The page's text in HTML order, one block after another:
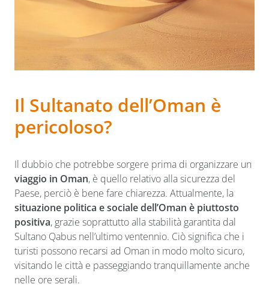
Il Sultanato dell’Oman è
pericoloso?
Il dubbio che potrebbe sorgere prima di organizzare un
viaggio in Oman, è quello relativo alla sicurezza del
Paese, perciò è bene fare chiarezza. Attualmente, la
situazione politica e sociale dell’Oman è piuttosto
positiva, grazie soprattutto alla stabilità garantita dal
Sultano Qabus nell’ultimo ventennio. Ciò significa che i
turisti possono recarsi ad Oman in modo molto sicuro,
visitando le città e passeggiando tranquillamente anche
nelle ore serali.